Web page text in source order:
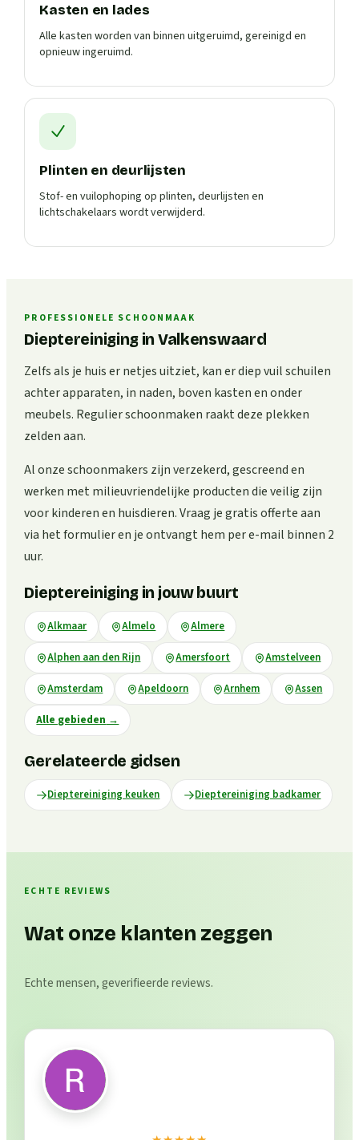
Kasten en lades
Alle kasten worden van binnen uitgeruimd, gereinigd en
opnieuw ingeruimd.
Plinten en deurlijsten
Stof- en vuilophoping op plinten, deurlijsten en
lichtschakelaars wordt verwijderd.
PROFESSIONELE SCHOONMAAK
Dieptereiniging in Valkenswaard
Zelfs als je huis er netjes uitziet, kan er diep vuil schuilen
achter apparaten, in naden, boven kasten en onder
meubels. Regulier schoonmaken raakt deze plekken
zelden aan.
Al onze schoonmakers zijn verzekerd, gescreend en
werken met milieuvriendelijke producten die veilig zijn
voor kinderen en huisdieren. Vraag je gratis offerte aan
via het formulier en je ontvangt hem per e-mail binnen 2
uur.
Dieptereiniging in jouw buurt
Alkmaar Almelo Almere
Alphen aan den Rijn Amersfoort Amstelveen
Amsterdam Apeldoorn Arnhem Assen
Alle gebieden →
Gerelateerde gidsen
Dieptereiniging keuken Dieptereiniging badkamer
ECHTE REVIEWS
Wat onze klanten zeggen
Echte mensen, geverifieerde reviews.